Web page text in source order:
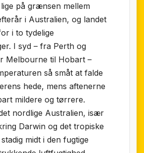
på grænsen mellem
i Australien, og landet
i to tydelige
I syd – fra Perth og
Melbourne til Hobart –
så småt at falde
hede, mens aftenerne
mildere og tørrere.
nordlige Australien, især
Darwin og det tropiske
midt i den fugtige